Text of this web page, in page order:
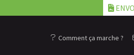
Comment ça marche ?